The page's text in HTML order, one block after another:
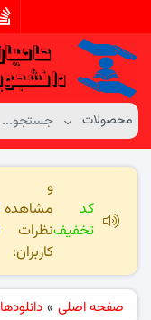
کد
تخفیف
و
مشاهده
نظرات
کاربران:
صفحه اصلی » دانلودها